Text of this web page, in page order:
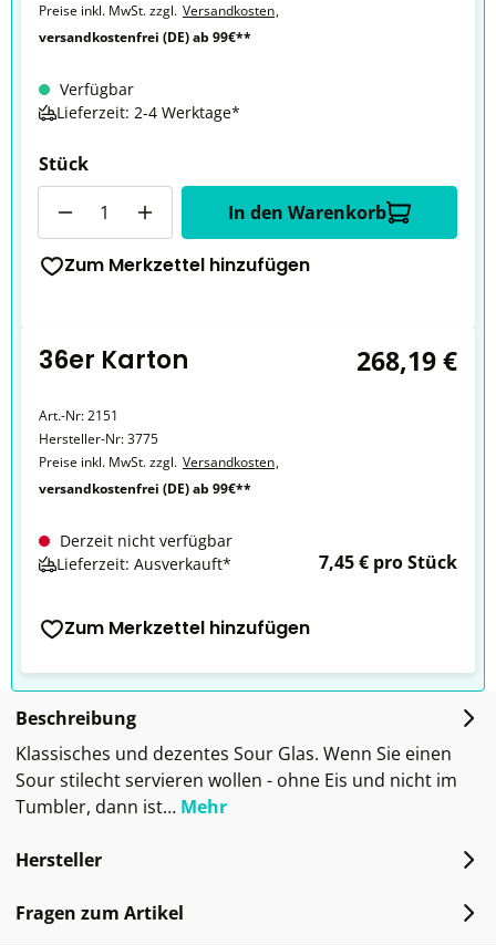
Preise inkl. MwSt. zzgl. Versandkosten,
versandkostenfrei (DE) ab 99€**
Verfügbar
Lieferzeit: 2-4 Werktage*
Stück
In den Warenkorb
Zum Merkzettel hinzufügen
36er Karton 268,19 €
Art.-Nr:2151
Hersteller-Nr:3775
Preise inkl. MwSt. zzgl. Versandkosten,
versandkostenfrei (DE) ab 99€**
Derzeit nicht verfügbar
Lieferzeit: Ausverkauft*
7,45 € pro Stück
Zum Merkzettel hinzufügen
Beschreibung
Klassisches und dezentes Sour Glas. Wenn Sie einen
Sour stilecht servieren wollen - ohne Eis und nicht im
Tumbler, dann ist… Mehr
Hersteller
Fragen zum Artikel